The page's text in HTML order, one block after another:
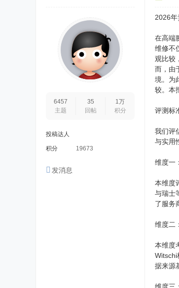
6457
主题
35
回帖
1万
积分
投稿达人
积分 19673
发消息
2026
在高端
维修不
观比较
而，由
境。为
较。本
评测标
我们评
与实用
维度一
本维度
与瑞士
了服务
维度二
本维度
Witschi
据来源